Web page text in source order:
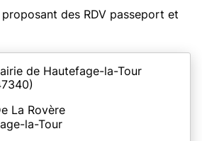
des RDV passeport et
de Hautefage-la-Tour
La Rovère
la-Tour